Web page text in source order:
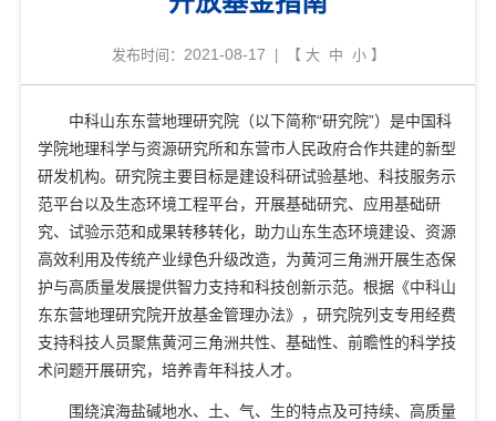
发布时间： 2021-08-17 | 【 大 中 小】
中科山东东营地理研究院（以下简称“研究院”）是中国科
学院地理科学与资源研究所和东营市人民政府合作共建的新型
研发机构。研究院主要目标是建设科研试验基地、科技服务示
范平台以及生态环境工程平台，开展基础研究、应用基础研
究、试验示范和成果转移转化，助力山东生态环境建设、资源
高效利用及传统产业绿色升级改造，为黄河三角洲开展生态保
护与高质量发展提供智力支持和科技创新示范。根据《中科山
东东营地理研究院开放基金管理办法》，研究院列支专用经费
支持科技人员聚焦黄河三角洲共性、基础性、前瞻性的科学技
术问题开展研究，培养青年科技人才。
围绕滨海盐碱地水、土、气、生的特点及可持续、高质量